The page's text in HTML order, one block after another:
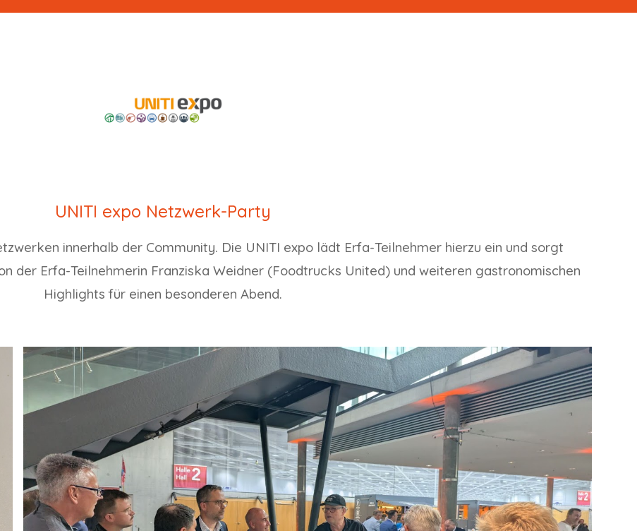
UNITI expo Netzwerk-Party
innerhalb der Community. Die UNITI expo lädt Erfa-Teilnehmer hierzu ein und sorgt
der Erfa-Teilnehmerin Franziska Weidner (Foodtrucks United) und weiteren gastronomischen
Highlights für einen besonderen Abend.